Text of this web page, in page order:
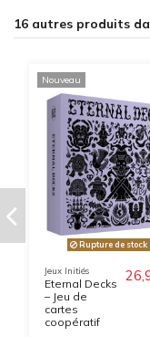
16 autres produits
Nouveau
Rupture de stock
Jeux Initiés
Eternal Decks
– Jeu de
cartes
coopératif